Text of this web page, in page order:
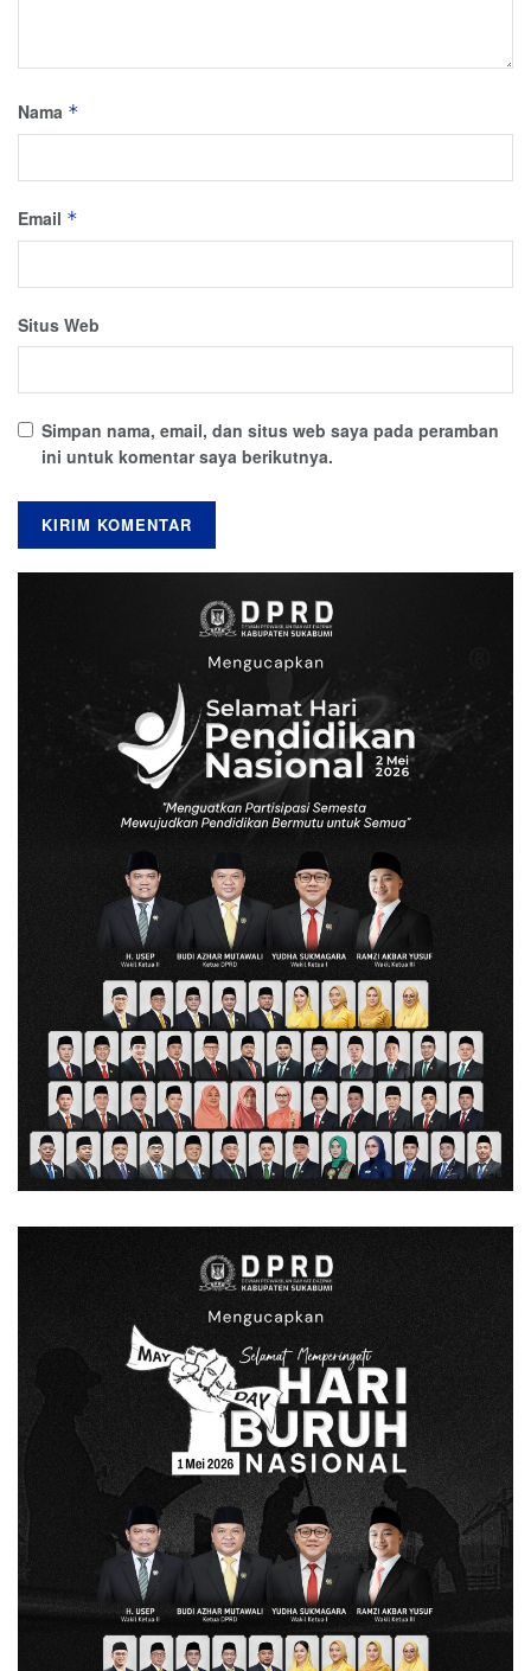
Nama *
Email *
Situs Web
Simpan nama, email, dan situs web saya pada peramban
ini untuk komentar saya berikutnya.